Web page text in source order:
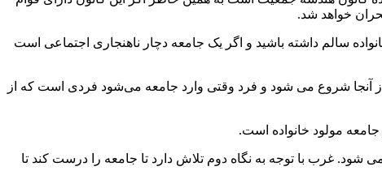
خواهد شد.
سالم داشته باشید و اگر یک جامعه دچار ناهنجاری اجتماعی است
آنجا شروع می شود و فرد وقتی وارد جامعه می‌شود فردی است که از
مولود خانواده است.
شود. غرب با توجه به نگاه دوم تلاش دارد تا جامعه را درست کند تا